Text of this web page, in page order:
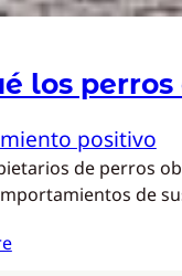
los
positivo
de perros
de